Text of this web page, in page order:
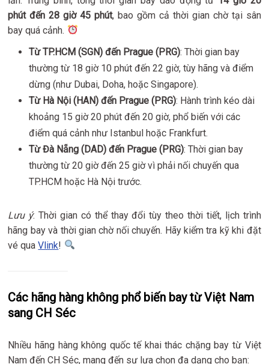
phút đến 28 giờ 45 phút, bao gồm cả thời gian chờ tại sân
bay quá cảnh.
Từ TP.HCM (SGN) đến Prague (PRG): Thời gian bay
thường từ 18 giờ 10 phút đến 22 giờ, tùy hãng và điểm
dừng (như Dubai, Doha, hoặc Singapore).
Từ Hà Nội (HAN) đến Prague (PRG): Hành trình kéo dài
khoảng 15 giờ 20 phút đến 20 giờ, phổ biến với các
điểm quá cảnh như Istanbul hoặc Frankfurt.
Từ Đà Nẵng (DAD) đến Prague (PRG): Thời gian bay
thường từ 20 giờ đến 25 giờ vì phải nối chuyến qua
TP.HCM hoặc Hà Nội trước.
Lưu ý: Thời gian có thể thay đổi tùy theo thời tiết, lịch trình
hãng bay và thời gian chờ nối chuyến. Hãy kiểm tra kỹ khi đặt
vé quaVlink!
Các hãng hàng không phổ biến bay từ Việt Nam
sang CH Séc
Nhiều hãng hàng không quốc tế khai thác chặng bay từ Việt
Nam đến CH Séc, mang đến sự lựa chọn đa dạng cho bạn: